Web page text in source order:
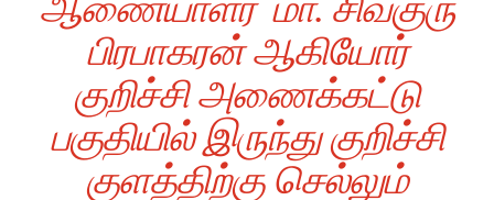
ஆணையாளர் மா. சிவகுரு
பிரபாகரன் ஆகியோர்
குறிச்சி அணைக்கட்டு
பகுதியில் இருந்து குறிச்சி
குளத்திற்கு செல்லும்